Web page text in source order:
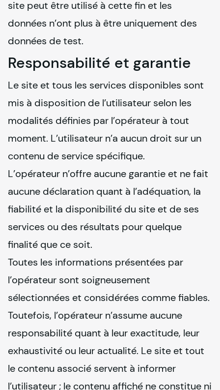
site peut être utilisé à cette fin et les
données n’ont plus à être uniquement des
données de test.
Responsabilité et garantie
Le site et tous les services disponibles sont
mis à disposition de l’utilisateur selon les
modalités définies par l’opérateur à tout
moment. L’utilisateur n’a aucun droit sur un
contenu de service spécifique.
L’opérateur n’offre aucune garantie et ne fait
aucune déclaration quant à l’adéquation, la
fiabilité et la disponibilité du site et de ses
services ou des résultats pour quelque
finalité que ce soit.
Toutes les informations présentées par
l’opérateur sont soigneusement
sélectionnées et considérées comme fiables.
Toutefois, l’opérateur n’assume aucune
responsabilité quant à leur exactitude, leur
exhaustivité ou leur actualité. Le site et tout
le contenu associé servent à informer
l’utilisateur ; le contenu affiché ne constitue ni